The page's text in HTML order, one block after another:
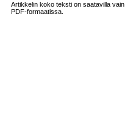
Artikkelin koko teksti on saatavilla vain
PDF-formaatissa.